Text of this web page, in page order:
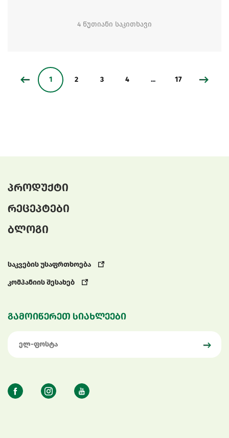
4 წუთიანი საკითხავი
1 2 3 4 ... 17
პროდუქტი
რეცეპტები
ბლოგი
საკვების უსაფრთხოება
კომპანიის შესახებ
გამოიწერეთ სიახლეები